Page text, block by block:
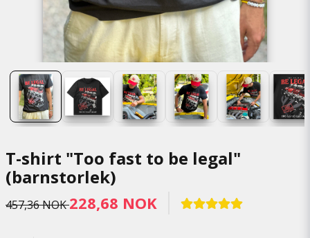
T-shirt "Too fast to be legal"
(barnstorlek)
457,36 NOK228,68 NOK